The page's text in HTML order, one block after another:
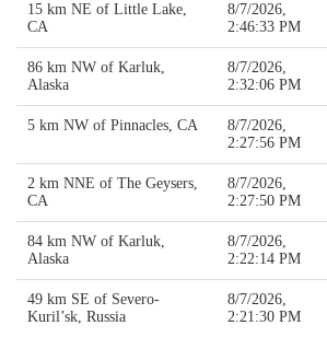
15 km NE of Little Lake,
CA
8/7/2026,
2:46:33 PM
86 km NW of Karluk,
Alaska
8/7/2026,
2:32:06 PM
5 km NW of Pinnacles, CA
8/7/2026,
2:27:56 PM
2 km NNE of The Geysers,
CA
8/7/2026,
2:27:50 PM
84 km NW of Karluk,
Alaska
8/7/2026,
2:22:14 PM
49 km SE of Severo-
Kuril’sk, Russia
8/7/2026,
2:21:30 PM